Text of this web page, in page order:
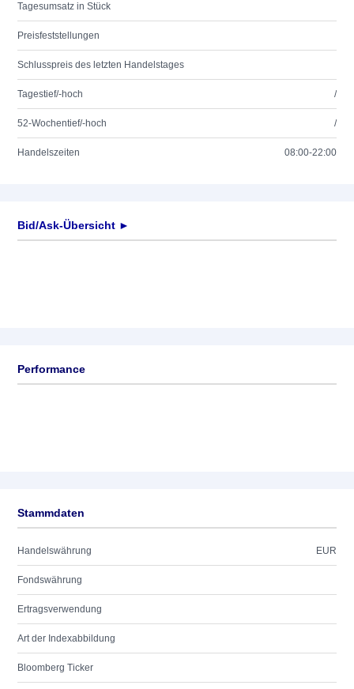
Tagesumsatz in Stück
Preisfeststellungen
Schlusspreis des letzten Handelstages
Tagestief/-hoch /
52-Wochentief/-hoch /
Handelszeiten 08:00-22:00
Bid/Ask-Übersicht ►
Performance
Stammdaten
Handelswährung EUR
Fondswährung
Ertragsverwendung
Art der Indexabbildung
Bloomberg Ticker